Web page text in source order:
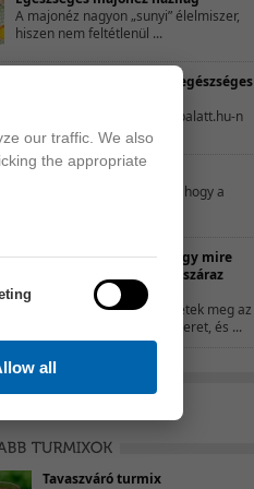
A majonéz nagyon „sunyi” élelmiszer,
hiszen nem feltétlenül ...
TESZT – Te mennyire élsz egészséges
A következő tesztet a 21napalatt.hu-n
találtuk. Egyszerűen csak ...
Mit nassoljon a gyerek?
Néhány szülő úgy gondolja, hogy a
10 ötlet, hogy mire
használd a száraz
kenyeret
Ha nem ettétek meg az
összes kenyeret, és ...
Tavaszváró turmix
our traffic. We also
the appropriate
all